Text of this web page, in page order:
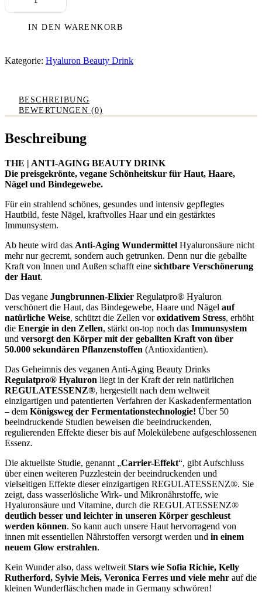
Drink
Menge
IN DEN WARENKORB
Kategorie: Hyaluron Beauty Drink
BESCHREIBUNG
BEWERTUNGEN (0)
Beschreibung
THE | ANTI-AGING BEAUTY DRINK
Die preisgekrönte, vegane Schönheitskur für Haut, Haare,
Nägel und Bindegewebe.
Für ein strahlend schönes, gesundes und intensiv gepflegtes
Hautbild, feste Nägel, kraftvolles Haar und ein gestärktes
Immunsystem.
Ab heute wird das Anti-Aging Wundermittel Hyaluronsäure nicht
mehr nur gecremt, sondern auch getrunken. Denn nur die geballte
Kraft von Innen und Außen schafft eine sichtbare Verschönerung
der Haut.
Das vegane Jungbrunnen-Elixier Regulatpro® Hyaluron
verschönert die Haut, das Bindegewebe, Haare und Nägel auf
natürliche Weise, schützt die Zellen voroxidativem Stress, erhöht
die Energie in den Zellen, stärkt on-top noch das Immunsystem
und versorgt den Körper mit der geballten Kraft von über
50.000 sekundären Pflanzenstoffen (Antioxidantien).
Das Geheimnis des veganen Anti-Aging Beauty Drinks
Regulatpro® Hyaluron liegt in der Kraft der rein natürlichen
REGULATESSENZ®, hergestellt nach dem weltweit
einzigartigen und patentierten Verfahren der Kaskadenfermentation
– dem Königsweg der Fermentationstechnologie! Über 50
beeindruckende Studien beweisen die beeindruckenden,
regulierenden Effekte dieser bis auf Molekülebene aufgeschlossenen
Essenz.
Die aktuellste Studie, genannt „Carrier-Effekt“, gibt Aufschluss
über einen weiteren Puzzlestein der beeindruckenden und
vielseitigen Effekte dieser einzigartigen REGULATESSENZ®. Sie
zeigt, dass wasserlösliche Wirk- und Mikronährstoffe, wie
Hyaluronsäure und Vitamine, durch die REGULATESSENZ®
deutlich besser und leichter in unseren Körper geschleust
werden können. So kann auch unsere Haut hervorragend von
innen mit essentiellen Nährstoffen versorgt werden und in einem
neuem Glow erstrahlen.
Kein Wunder also, dass weltweit Stars wie Sofia Richie, Kelly
Rutherford, Sylvie Meis, Veronica Ferres und viele mehr auf die
kleinen Wunderfläschchen made in Germany schwören!